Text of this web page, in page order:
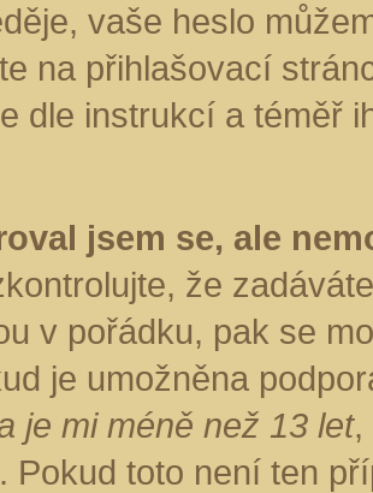
vaše heslo
na přihlašovací
dle instrukcí a téměř
jsem se, ale
že
v pořádku, pak se
je umožněna
je mi méně než 13 let,
Pokud toto není ten